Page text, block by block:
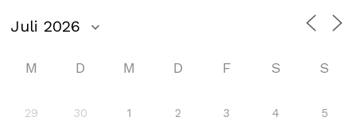
M D M D F S S
29 30 1 2 3 4 5